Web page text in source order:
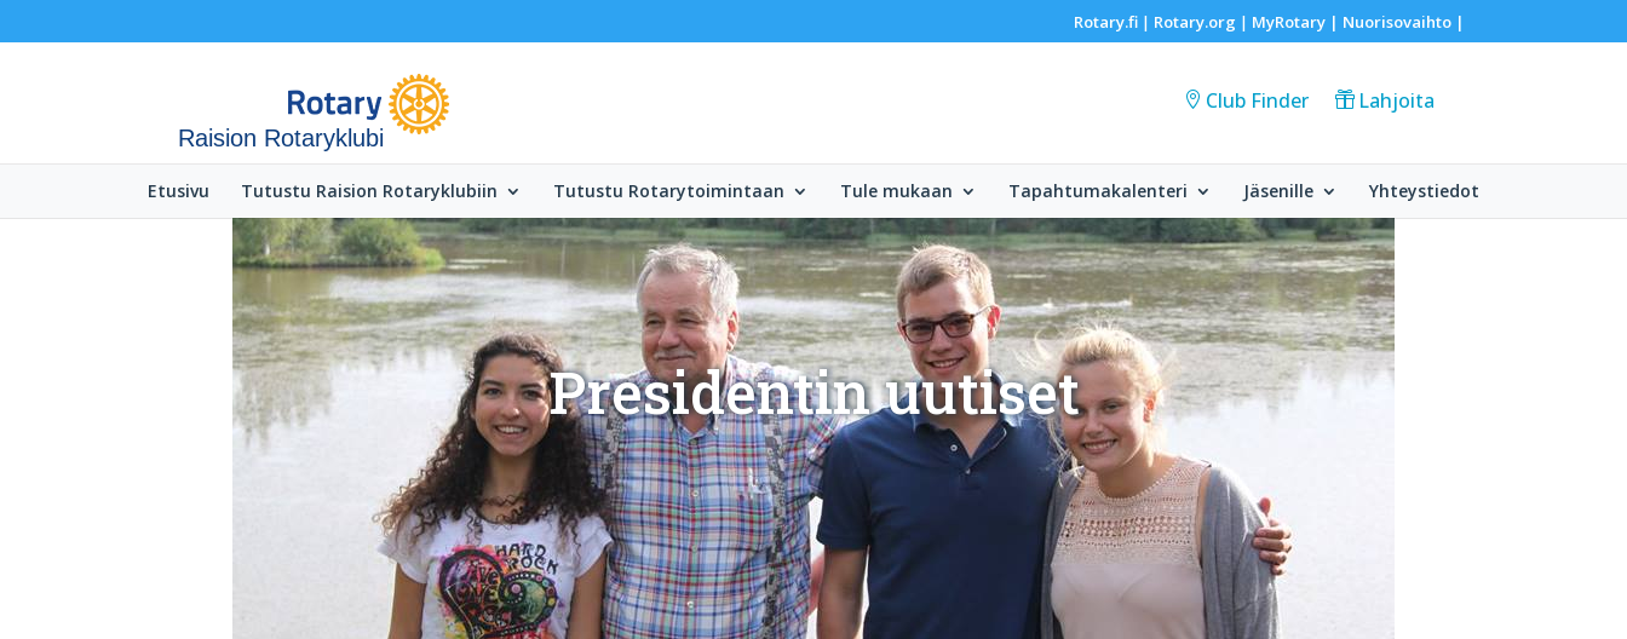
Rotary.fi| Rotary.org | MyRotary | Nuorisovaihto|
Raision Rotaryklubi
Club Finder Lahjoita
Etusivu Tutustu Raision Rotaryklubiin Tutustu Rotarytoimintaan Tule mukaan Tapahtumakalenteri Jäsenille Yhteystiedot
Presidentin uutiset